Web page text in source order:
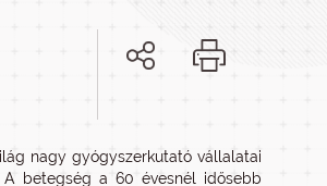
nagy gyógyszerkutató vállalatai
betegség a 60 évesnél idősebb